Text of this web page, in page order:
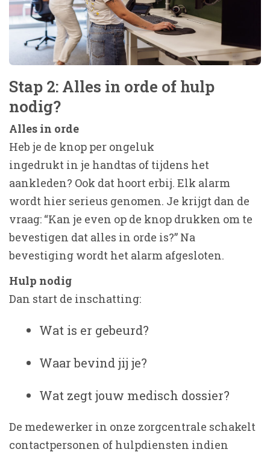
Stap 2: Alles in orde of hulp
nodig?
Alles in orde
Heb je de knop per ongeluk
ingedrukt in je handtas of tijdens het
aankleden? Ook dat hoort erbij. Elk alarm
wordt hier serieus genomen. Je krijgt dan de
vraag: “Kan je even op de knop drukken om te
bevestigen dat alles in orde is?” Na
bevestiging wordt het alarm afgesloten.
Hulp nodig
Dan start de inschatting:
Wat is er gebeurd?
Waar bevind jij je?
Wat zegt jouw medisch dossier?
De medewerker in onze zorgcentrale schakelt
contactpersonen of hulpdiensten indien